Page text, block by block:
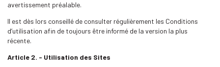
avertissement préalable.
Il est dès lors conseillé de consulter régulièrement les Conditions
d’utilisation afin de toujours être informé de la version la plus
récente.
Article 2. - Utilisation des Sites